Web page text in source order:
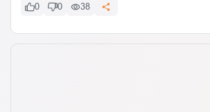
0 0 38